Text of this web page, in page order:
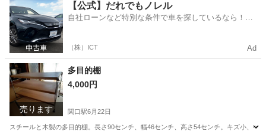
岐阜 関市 関口駅 その他 アメリカン
【公式】だれでもノレル
自社ローンなど特別な条件で車を探しているなら！金
（株）ICT Ad
売ります
多目的棚
4,000円
関口駅6月22日
スチールと木製の多目的棚。長さ90センチ、幅46センチ、高さ54センチ。キズ小、